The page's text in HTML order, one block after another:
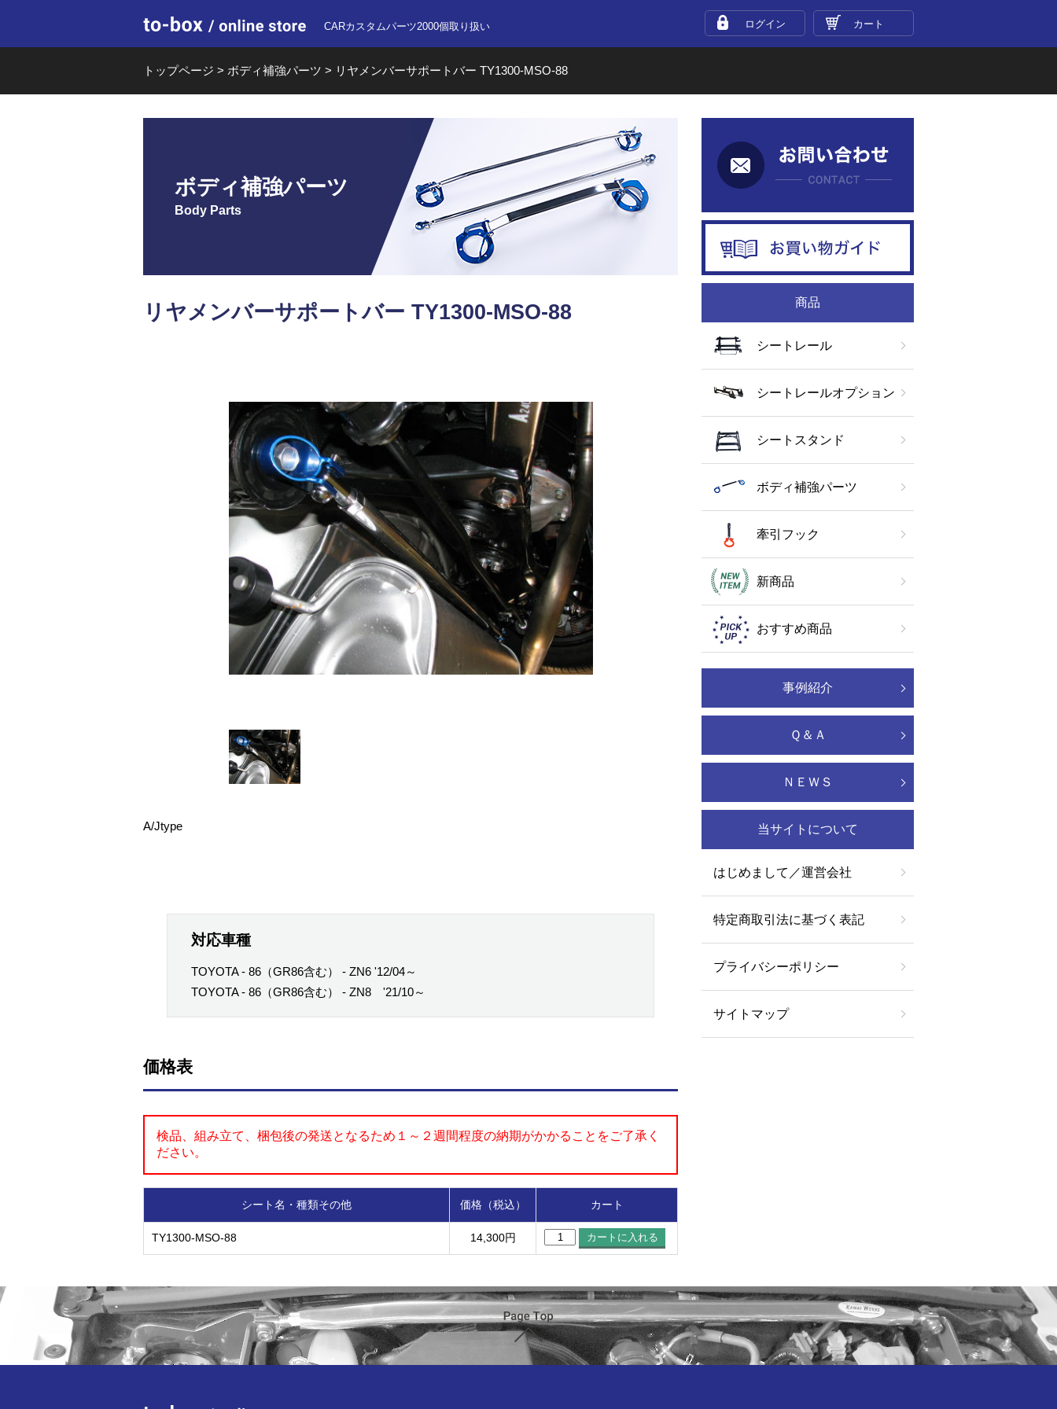
to-box online store
CARカスタムパーツ2000個取り扱い ログイン カート
トップページ > ボディ補強パーツ > リヤメンバーサポートバー TY1300-MSO-88
ボディ補強パーツ
Body Parts
リヤメンバーサポートバー TY1300-MSO-88
A/Jtype
対応車種
TOYOTA - 86（GR86含む） - ZN6 '12/04～
TOYOTA - 86（GR86含む） - ZN8 '21/10～
価格表
検品、組み立て、梱包後の発送となるため１～２週間程度の納期がかかることをご了承く
ださい。
シート名・種類その他 価格（税込） カート
TY1300-MSO-88 14,300円
商品
シートレール
シートレールオプション
シートスタンド
ボディ補強パーツ
牽引フック
新商品
おすすめ商品
事例紹介
Ｑ＆Ａ
ＮＥＷＳ
当サイトについて
はじめまして／運営会社
特定商取引法に基づく表記
プライバシーポリシー
サイトマップ
ページTOP